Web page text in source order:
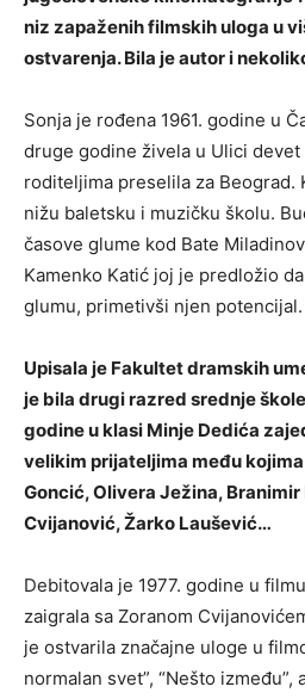
niz zapaženih filmskih uloga u
ostvarenja. Bila je autor i
Sonja je rođena 1961. godine u
druge godine živela u Ulici devet
roditeljima preselila za Beograd.
nižu baletsku i muzičku školu.
časove glume kod Bate
Kamenko Katić joj je predložio
glumu, primetivši njen potencijal.
Upisala je Fakultet dramskih
je bila drugi razred srednje
godine u klasi Minje Dedića
velikim prijateljima među
Goncić, Olivera Ježina,
Cvijanović, Žarko Laušević…
Debitovala je 1977. godine u
zaigrala sa Zoranom
je ostvarila značajne uloge u
normalan svet”, “Nešto između”,